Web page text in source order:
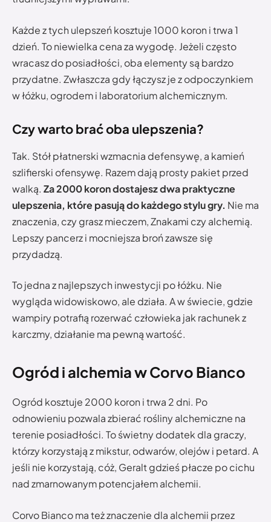
Każde z tych ulepszeń kosztuje 1000 koron i trwa 1
dzień. To niewielka cena za wygodę. Jeżeli często
wracasz do posiadłości, oba elementy są bardzo
przydatne. Zwłaszcza gdy łączysz je z odpoczynkiem
w łóżku, ogrodem i laboratorium alchemicznym.
Czy warto brać oba ulepszenia?
Tak. Stół płatnerski wzmacnia defensywę, a kamień
szlifierski ofensywę. Razem dają prosty pakiet przed
walką. Za 2000 koron dostajesz dwa praktyczne
ulepszenia, które pasują do każdego stylu gry. Nie ma
znaczenia, czy grasz mieczem, Znakami czy alchemią.
Lepszy pancerz i mocniejsza broń zawsze się
przydadzą.
To jedna z najlepszych inwestycji po łóżku. Nie
wygląda widowiskowo, ale działa. A w świecie, gdzie
wampiry potrafią rozerwać człowieka jak rachunek z
karczmy, działanie ma pewną wartość.
Ogród i alchemia w Corvo Bianco
Ogród kosztuje 2000 koron i trwa 2 dni. Po
odnowieniu pozwala zbierać rośliny alchemiczne na
terenie posiadłości. To świetny dodatek dla graczy,
którzy korzystają z mikstur, odwarów, olejów i petard. A
jeśli nie korzystają, cóż, Geralt gdzieś płacze po cichu
nad zmarnowanym potencjałem alchemii.
Corvo Bianco ma też znaczenie dla alchemii przez